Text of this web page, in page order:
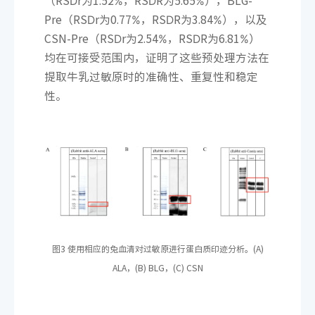
Pre（RSDr为0.77%，RSDR为3.84%），以及
CSN-Pre（RSDr为2.54%，RSDR为6.81%）
均在可接受范围内，证明了这些预处理方法在
提取牛乳过敏原时的准确性、重复性和稳定
性。
图3 使用相应的兔血清对过敏原进行蛋白质印迹分析。(A)
ALA，(B) BLG，(C) CSN